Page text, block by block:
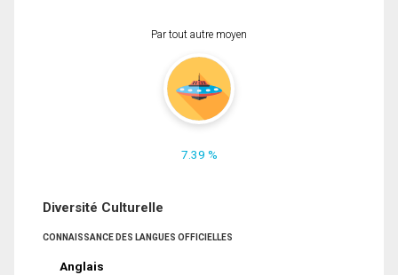
Par tout autre moyen
7.39 %
Diversité Culturelle
CONNAISSANCE DES LANGUES OFFICIELLES
Anglais